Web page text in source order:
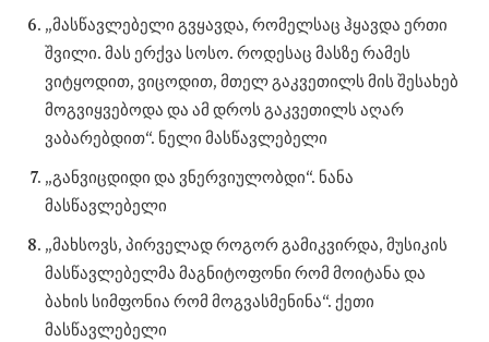
„მასწავლებელი გვყავდა, რომელსაც ჰყავდა ერთი
შვილი. მას ერქვა სოსო. როდესაც მასზე რამეს
ვიტყოდით, ვიცოდით, მთელ გაკვეთილს მის შესახებ
მოგვიყვებოდა და ამ დროს გაკვეთილს აღარ
ვაბარებდით“. ნელი მასწავლებელი
„განვიცდიდი და ვნერვიულობდი“. ნანა
მასწავლებელი
„მახსოვს, პირველად როგორ გამიკვირდა, მუსიკის
მასწავლებელმა მაგნიტოფონი რომ მოიტანა და
ბახის სიმფონია რომ მოგვასმენინა“. ქეთი
მასწავლებელი